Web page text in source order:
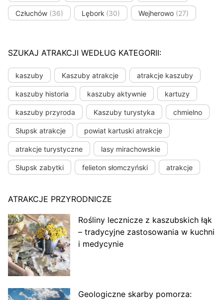
Człuchów (36) Lębork (30) Wejherowo (27)
SZUKAJ ATRAKCJI WEDŁUG KATEGORII:
kaszuby Kaszuby atrakcje atrakcje kaszuby
kaszuby historia kaszuby aktywnie kartuzy
kaszuby przyroda Kaszuby turystyka chmielno
Słupsk atrakcje powiat kartuski atrakcje
atrakcje turystyczne lasy mirachowskie
Słupsk zabytki felieton słomczyński atrakcje
ATRAKCJE PRZYRODNICZE
Rośliny lecznicze z kaszubskich łąk
– tradycyjne zastosowania w kuchni
i medycynie
Geologiczne skarby pomorza: